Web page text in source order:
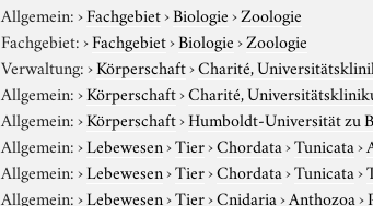
Allgemein:›Fachgebiet›Biologie›Zoologie
Fachgebiet:›Fachgebiet›Biologie›Zoologie
Verwaltung:›Körperschaft›Charité,
Allgemein:›Körperschaft›Charité,
Allgemein:›Körperschaft›Humboldt-Universität zu
Allgemein:›Lebewesen›Tier›Chordata›Tunicata›
Allgemein:›Lebewesen›Tier›Chordata›Tunicata›
Allgemein:›Lebewesen›Tier›Cnidaria›Anthozoa›